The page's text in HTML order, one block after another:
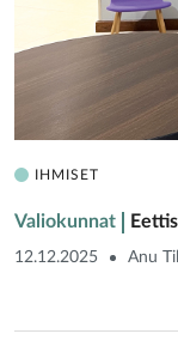
IHMISET
Valiokunnat
12.12.2025 Anu